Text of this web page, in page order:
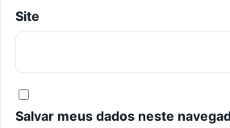
Site
Salvar meus dados neste